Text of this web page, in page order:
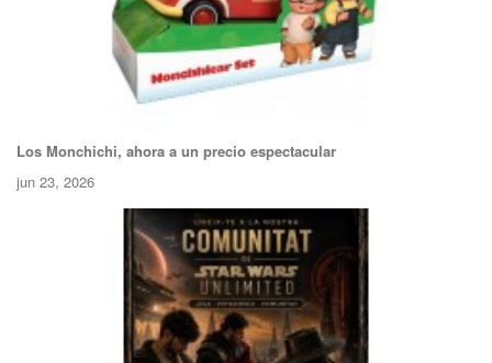
Los Monchichi, ahora a un precio espectacular
jun 23, 2026